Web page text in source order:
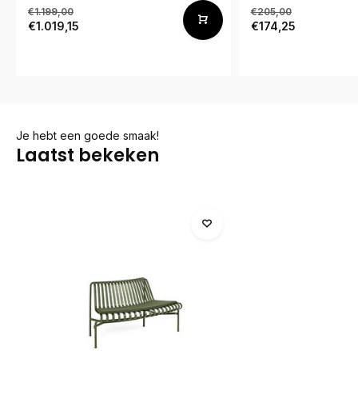
€1.199,00
€1.019,15
€205,00
€174,25
Je hebt een goede smaak!
Laatst bekeken